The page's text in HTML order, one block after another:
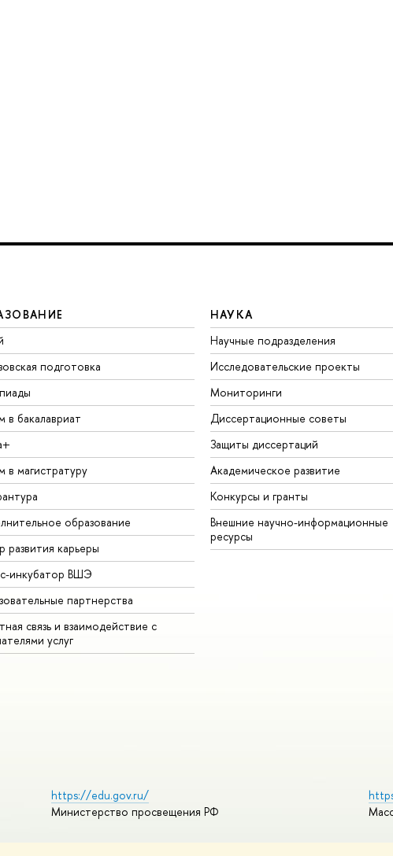
подготовка
в бакалавриат
в магистратуру
образование
развития карьеры
инкубатор ВШЭ
партнерства
связь и взаимодействие с
услуг
НАУКА
Научные подразделения
Исследовательские проекты
Мониторинги
Диссертационные советы
Защиты диссертаций
Академическое развитие
Конкурсы и гранты
Внешние научно-информационные
ресурсы
https://edu.gov.ru/
Министерство просвещения РФ